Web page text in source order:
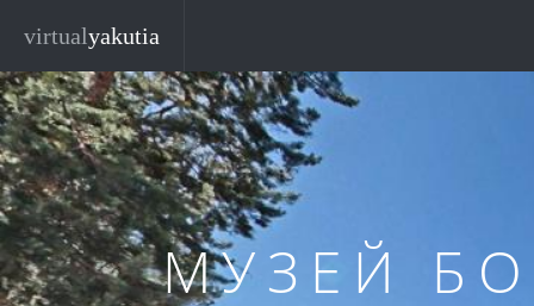
virtualyakutia
МУЗЕЙ